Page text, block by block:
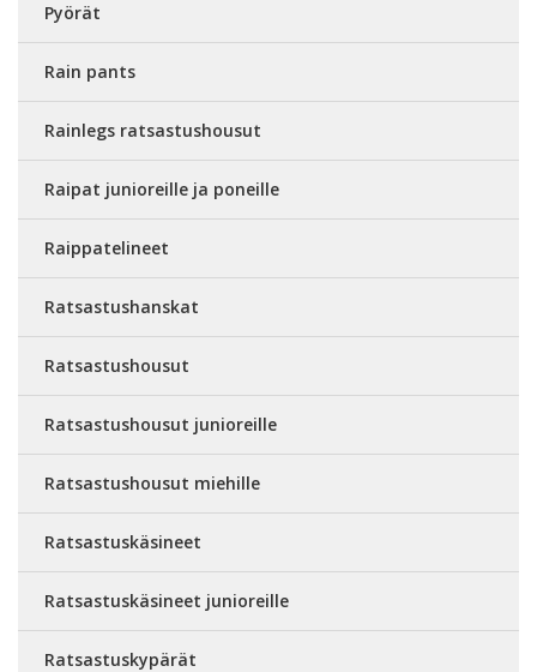
Pyörät
Rain pants
Rainlegs ratsastushousut
Raipat junioreille ja poneille
Raippatelineet
Ratsastushanskat
Ratsastushousut
Ratsastushousut junioreille
Ratsastushousut miehille
Ratsastuskäsineet
Ratsastuskäsineet junioreille
Ratsastuskypärät